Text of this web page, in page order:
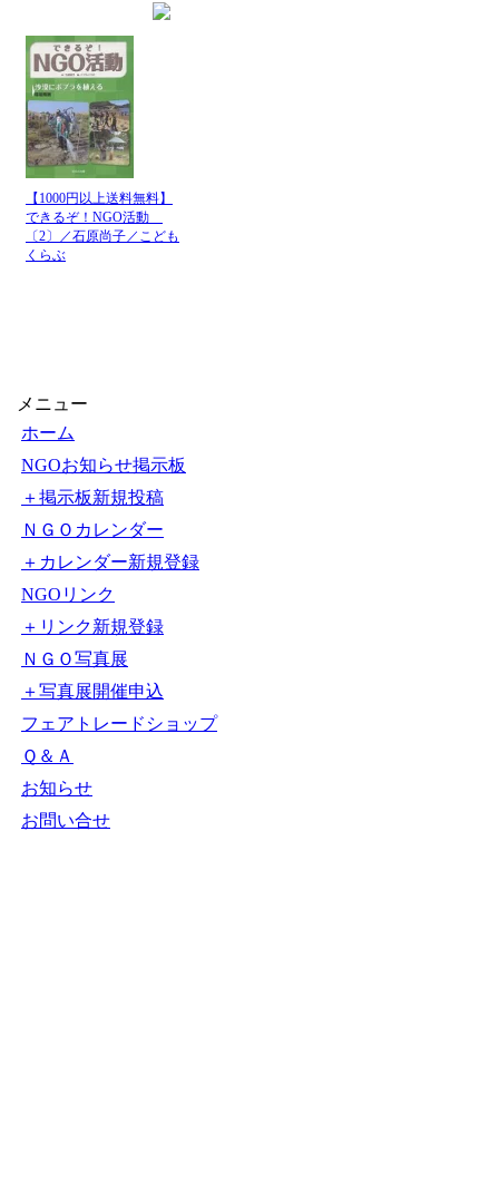
【1000円以上送料無料】
できるぞ！NGO活動
〔2〕／石原尚子／こども
くらぶ
メニュー
ホーム
NGOお知らせ掲示板
＋掲示板新規投稿
ＮＧＯカレンダー
＋カレンダー新規登録
NGOリンク
＋リンク新規登録
ＮＧＯ写真展
＋写真展開催申込
フェアトレードショップ
Ｑ＆Ａ
お知らせ
お問い合せ